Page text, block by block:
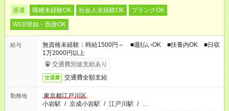
派遣 職種未経験OK 社会人未経験OK
ブランクOK
WEB登録・面接OK
給与
無資格未経験：時給1500円～ ■週払いOK ■扶養内OK ■日収
1万2000円以上
交通費別途支給あり
交通費 交通費全額支給
勤務地
東京都江戸川区
小岩駅 / 京成小岩駅 / 江戸川駅 / …